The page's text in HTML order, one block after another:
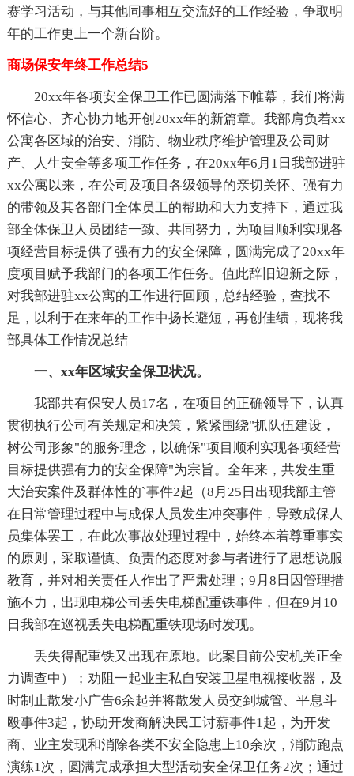
赛学习活动，与其他同事相互交流好的工作经验，争取明
年的工作更上一个新台阶。
商场保安年终工作总结5
20xx年各项安全保卫工作已圆满落下帷幕，我们将满
怀信心、齐心协力地开创20xx年的新篇章。我部肩负着xx
公寓各区域的治安、消防、物业秩序维护管理及公司财
产、人生安全等多项工作任务，在20xx年6月1日我部进驻
xx公寓以来，在公司及项目各级领导的亲切关怀、强有力
的带领及其各部门全体员工的帮助和大力支持下，通过我
部全体保卫人员团结一致、共同努力，为项目顺利实现各
项经营目标提供了强有力的安全保障，圆满完成了20xx年
度项目赋予我部门的各项工作任务。值此辞旧迎新之际，
对我部进驻xx公寓的工作进行回顾，总结经验，查找不
足，以利于在来年的工作中扬长避短，再创佳绩，现将我
部具体工作情况总结
一、xx年区域安全保卫状况。
我部共有保安人员17名，在项目的正确领导下，认真
贯彻执行公司有关规定和决策，紧紧围绕"抓队伍建设，
树公司形象"的服务理念，以确保"项目顺利实现各项经营
目标提供强有力的安全保障"为宗旨。全年来，共发生重
大治安案件及群体性的`事件2起（8月25日出现我部主管
在日常管理过程中与成保人员发生冲突事件，导致成保人
员集体罢工，在此次事故处理过程中，始终本着尊重事实
的原则，采取谨慎、负责的态度对参与者进行了思想说服
教育，并对相关责任人作出了严肃处理；9月8日因管理措
施不力，出现电梯公司丢失电梯配重铁事件，但在9月10
日我部在巡视丢失电梯配重铁现场时发现。
丢失得配重铁又出现在原地。此案目前公安机关正全
力调查中）；劝阻一起业主私自安装卫星电视接收器，及
时制止散发小广告6余起并将散发人员交到城管、平息斗
殴事件3起，协助开发商解决民工讨薪事件1起，为开发
商、业主发现和消除各类不安全隐患上10余次，消防跑点
演练1次，圆满完成承担大型活动安全保卫任务2次；通过